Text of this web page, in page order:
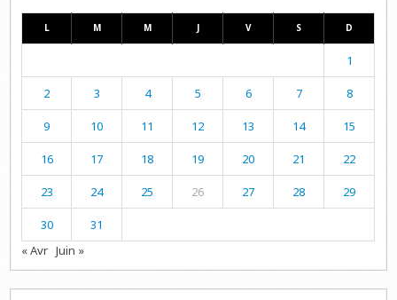
L M M J V S D
1
2 3 4 5 6 7 8
9 10 11 12 13 14 15
16 17 18 19 20 21 22
23 24 25 26 27 28 29
30
31
« Avr Juin »